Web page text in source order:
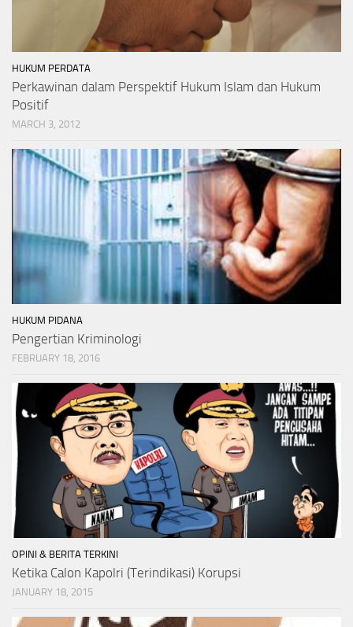
HUKUM PERDATA
Perkawinan dalam Perspektif Hukum Islam dan Hukum
Positif
MARCH 3, 2012
HUKUM PIDANA
Pengertian Kriminologi
FEBRUARY 18, 2016
OPINI & BERITA TERKINI
Ketika Calon Kapolri (Terindikasi) Korupsi
JANUARY 18, 2015